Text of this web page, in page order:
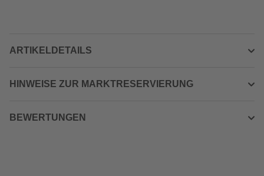
ARTIKELDETAILS
HINWEISE ZUR MARKTRESERVIERUNG
BEWERTUNGEN